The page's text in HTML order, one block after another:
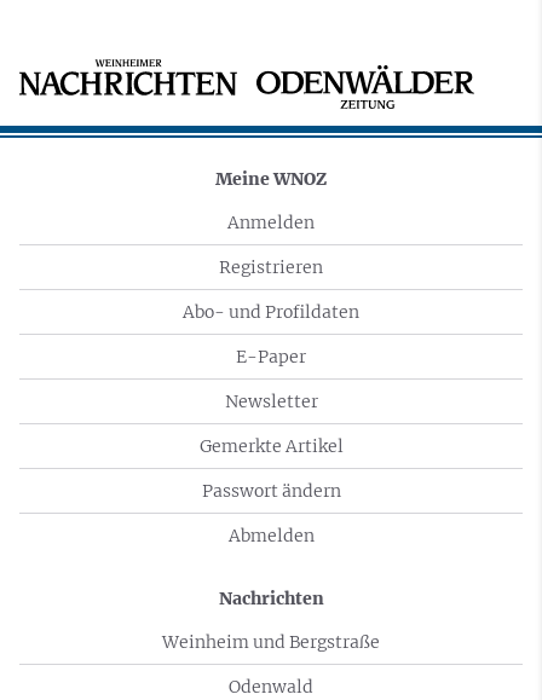
Meine WNOZ
Anmelden
Registrieren
Abo- und Profildaten
E-Paper
Newsletter
Gemerkte Artikel
Passwort ändern
Abmelden
Nachrichten
Weinheim und Bergstraße
Odenwald